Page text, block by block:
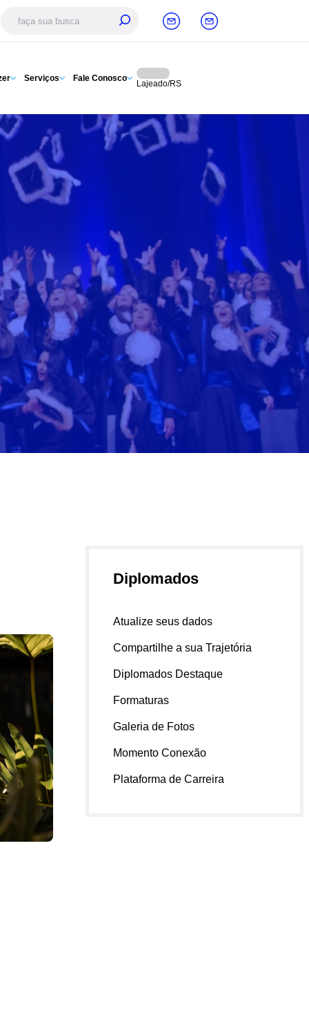
Serviços Fale Conosco
Lajeado/RS
Diplomados
Atualize seus dados
Compartilhe a sua Trajetória
Diplomados Destaque
Formaturas
Galeria de Fotos
Momento Conexão
Plataforma de Carreira